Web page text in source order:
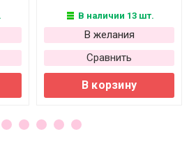
В наличии 13 шт.
В желания
Сравнить
В корзину